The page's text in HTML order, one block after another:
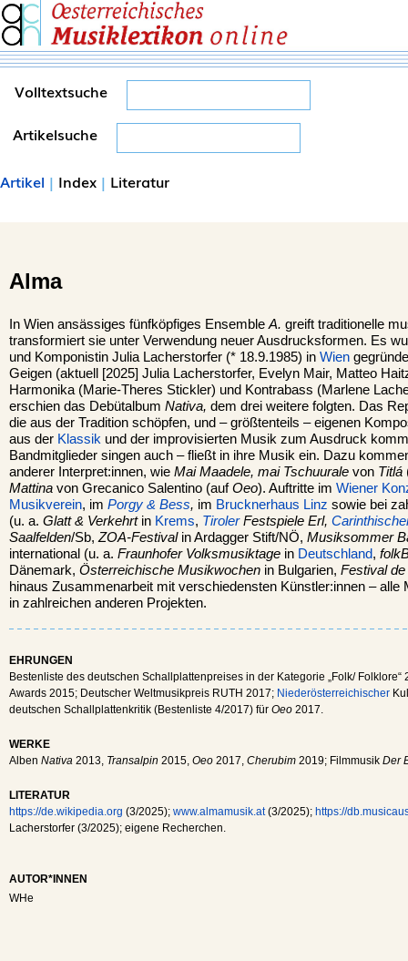
Volltextsuche
Artikelsuche
Artikel | Index | Literatur
Alma
In Wien ansässiges fünfköpfiges Ensemble A. greift traditionelle
transformiert sie unter Verwendung neuer Ausdrucksformen. Es
und Komponistin Julia Lacherstorfer (* 18.9.1985) in Wien
Geigen (aktuell [2025] Julia Lacherstorfer, Evelyn Mair, Matteo
Harmonika (Marie-Theres Stickler) und Kontrabass (Marlene
erschien das Debütalbum Nativa, dem drei weitere folgten. Das
die aus der Tradition schöpfen, und – größtenteils – eigenen
aus der Klassik und der improvisierten Musik zum Ausdruck
Bandmitglieder singen auch – fließt in ihre Musik ein. Dazu
anderer Interpret:innen, wie Mai Maadele, mai Tschuurale von Titlá
Mattina von Grecanico Salentino (aufOeo). Auftritte im Wiener
Musikverein, im Porgy & Bess, im Brucknerhaus Linz sowie bei
(u. a. Glatt & Verkehrtin Krems, TirolerFestspiele Erl,
Saalfelden/Sb, ZOA-Festivalin Ardagger Stift/NÖ, Musiksommer
international (u. a. Fraunhofer Volksmusiktage in Deutschland,
Dänemark, Österreichische Musikwochen in Bulgarien, Festival
hinaus Zusammenarbeit mit verschiedensten Künstler:innen –
in zahlreichen anderen Projekten.
EHRUNGEN
Bestenliste des deutschen Schallplattenpreises in der Kategorie „Folk/ Folklore“
Awards 2015; Deutscher Weltmusikpreis RUTH 2017; Niederösterreichischer
deutschen Schallplattenkritik (Bestenliste 4/2017) für Oeo 2017.
WERKE
Alben Nativa 2013, Transalpin 2015, Oeo 2017, Cherubim 2019; Filmmusik Der
LITERATUR
https://de.wikipedia.org (3/2025); www.almamusik.at(3/2025); https://
Lacherstorfer (3/2025); eigene Recherchen.
AUTOR*INNEN
WHe